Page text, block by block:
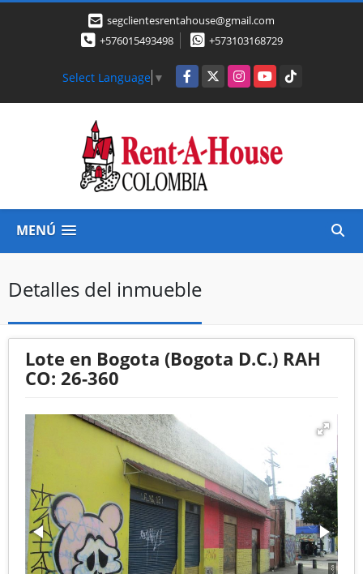
segclientesrentahouse@gmail.com
+576015493498
+573103168729
Select Language ▼ Facebook
X InstagramYouTubeTikTok
MENÚ
Detalles del inmueble
Lote en Bogota (Bogota D.C.) RAH
CO: 26-360